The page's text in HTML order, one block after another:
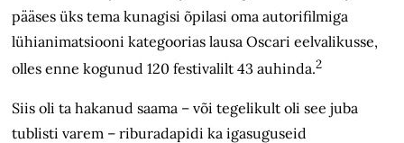
pääses üks tema kunagisi õpilasi oma autorifilmiga
lühianimatsiooni kategoorias lausa Oscari eelvalikusse,
olles enne kogunud 120 festivalilt 43 auhinda.2
Siis oli ta hakanud saama – või tegelikult oli see juba
tublisti varem – riburadapidi ka igasuguseid